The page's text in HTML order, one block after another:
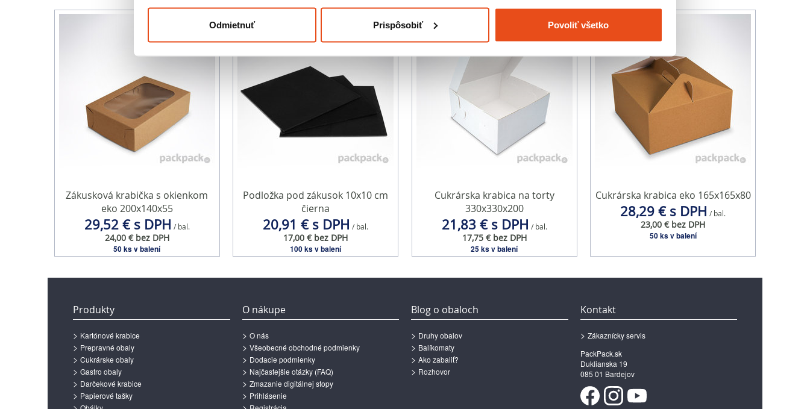
kedykoľvek zmeniť alebo odvolať cez Vyhlásenie o používaní súborov cookie.
Na prispôsobenie obsahu a reklám, poskytovanie funkcií sociálnych médií a analýzu návštevnosti používame súbory
cookie. Informácie o tom, ako používate naše webové stránky, poskytujeme aj našim partnerom v oblasti sociálnych
médií, inzercie a analýzy. Títo partneri môžu príslušné informácie skombinovať s ďalšími údajmi, ktoré ste im poskytli
alebo ktoré od vás získali, keď ste používali ich služby.
Odmietnuť Prispôsobiť Povoliť všetko
Zákusková krabička s okienkom
eko 200x140x55
29,52 € s DPH / bal.
24,00 € bez DPH
50 ks v balení
Podložka pod zákusok 10x10 cm
čierna
20,91 € s DPH / bal.
17,00 € bez DPH
100 ks v balení
Cukrárska krabica na torty
330x330x200
21,83 € s DPH / bal.
17,75 € bez DPH
25 ks v balení
Cukrárska krabica eko 165x165x80
28,29 € s DPH / bal.
23,00 € bez DPH
50 ks v balení
Produkty
Kartónové krabice
Prepravné obaly
Cukrárske obaly
Gastro obaly
Darčekové krabice
Papierové tašky
O nákupe
O nás
Všeobecné obchodné podmienky
Dodacie podmienky
Najčastejšie otázky (FAQ)
Zmazanie digitálnej stopy
Prihlásenie
Blog o obaloch
Druhy obalov
Balíkomaty
Ako zabaliť?
Rozhovor
Kontakt
Zákaznícky servis
PackPack.sk
Duklianska 19
085 01 Bardejov